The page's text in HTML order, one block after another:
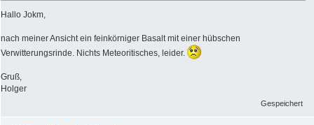
Hallo Jokm,
nach meiner Ansicht ein feinkörniger Basalt mit einer hübschen
Verwitterungsrinde. Nichts Meteoritisches, leider.
Gruß,
Holger
Gespeichert